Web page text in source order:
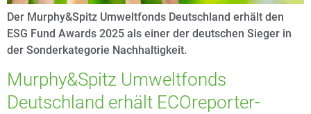
Der Murphy&Spitz Umweltfonds Deutschland erhält den
ESG Fund Awards 2025 als einer der deutschen Sieger in
der Sonderkategorie Nachhaltigkeit.
Murphy&Spitz Umweltfonds
Deutschland erhält ECOreporter-